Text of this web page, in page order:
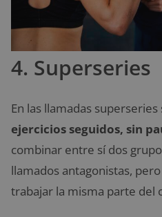
4. Superseries
En las llamadas
ejercicios seguidos, sin
combinar entre sí dos
llamados antagonistas,
trabajar la misma parte del